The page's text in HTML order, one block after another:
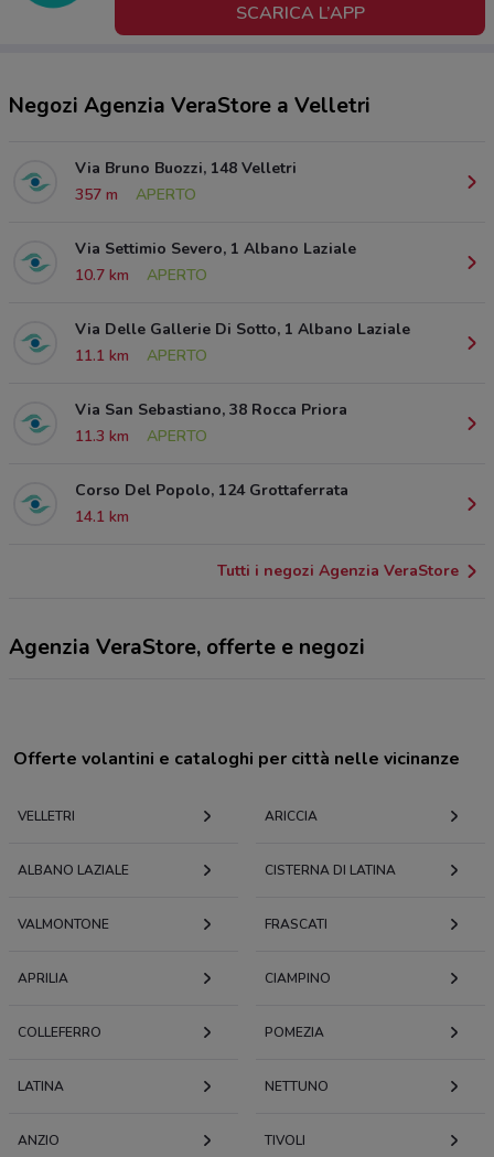
SCARICA L’APP
Negozi Agenzia VeraStore a Velletri
Via Bruno Buozzi, 148 Velletri
357 m
APERTO
Via Settimio Severo, 1 Albano Laziale
10.7 km
APERTO
Via Delle Gallerie Di Sotto, 1 Albano Laziale
11.1 km
APERTO
Via San Sebastiano, 38 Rocca Priora
11.3 km
APERTO
Corso Del Popolo, 124 Grottaferrata
14.1 km
Tutti i negozi Agenzia VeraStore
Agenzia VeraStore, offerte e negozi
Offerte volantini e cataloghi per città nelle vicinanze
VELLETRI ARICCIA
ALBANO LAZIALE CISTERNA DI LATINA
VALMONTONE FRASCATI
APRILIA CIAMPINO
COLLEFERRO POMEZIA
LATINA NETTUNO
ANZIO TIVOLI